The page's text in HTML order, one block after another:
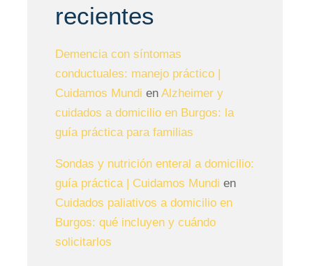
recientes
Demencia con síntomas
conductuales: manejo práctico |
Cuidamos Mundi en Alzheimer y
cuidados a domicilio en Burgos: la
guía práctica para familias
Sondas y nutrición enteral a domicilio:
guía práctica | Cuidamos Mundi en
Cuidados paliativos a domicilio en
Burgos: qué incluyen y cuándo
solicitarlos